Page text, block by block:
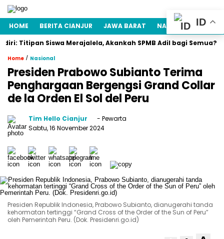
HOME BERITA CIANJUR JAWA BARAT NASIONAL
Siswa Merajalela, Akankah SPMB Adil bagi Semua? Ini
Home / Nasional
Presiden Prabowo Subianto Terima
Penghargaan Bergengsi Grand Collar
de la Orden El Sol del Peru
Tim Hello Cianjur
- Pewarta
Sabtu, 16 November 2024
Presiden Republik Indonesia, Prabowo Subianto, dianugerahi tanda
kehormatan tertinggi “Grand Cross of the Order of the Sun of Peru”
oleh Pemerintah Peru. (Dok. Presidenri.go.id)
ID